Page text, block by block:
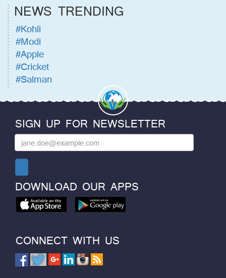
NEWS TRENDING
#Kohli
#Modi
#Apple
#Cricket
#Salman
SIGN UP FOR NEWSLETTER
DOWNLOAD OUR APPS
CONNECT WITH US